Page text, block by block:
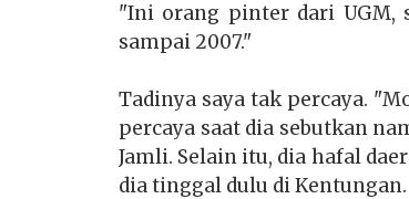
"Ini orang pinter dari UGM,
sampai 2007."
Tadinya saya tak percaya.
percaya saat dia sebutkan
Jamli. Selain itu, dia hafal
dia tinggal dulu di Kentungan.